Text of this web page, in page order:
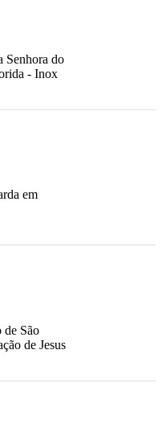
Senhora do
- Inox
em
de São
de Jesus